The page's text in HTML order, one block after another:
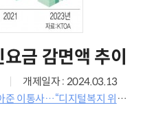
금 감면액 추이
개제일자 : 2024.03.13
…“디지털복지 위한 재원분담 필요”